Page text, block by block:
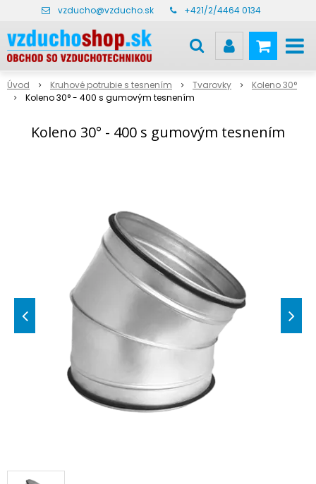
vzducho@vzducho.sk +421/2/4464 0134
Úvod Kruhové potrubie s tesnením Tvarovky
Koleno 30°
Koleno 30° - 400 s gumovým tesnením
Koleno 30° - 400 s gumovým tesnením